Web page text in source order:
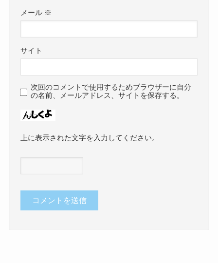
メール ※
サイト
次回のコメントで使用するためブラウザーに自分
の名前、メールアドレス、サイトを保存する。
上に表示された文字を入力してください。